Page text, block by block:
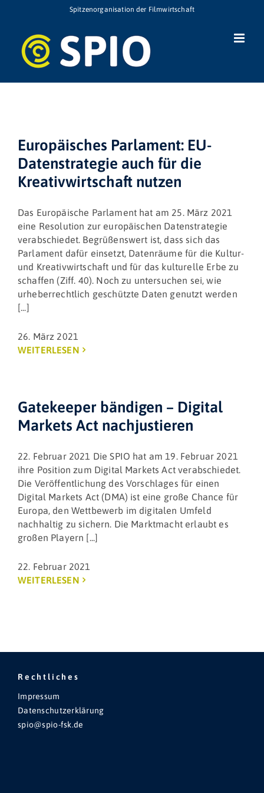
springen
Spitzenorganisation der Filmwirtschaft
Europäisches Parlament: EU-
Datenstrategie auch für die
Kreativwirtschaft nutzen
Das Europäische Parlament hat am 25. März 2021
eine Resolution zur europäischen Datenstrategie
verabschiedet. Begrüßenswert ist, dass sich das
Parlament dafür einsetzt, Datenräume für die Kultur-
und Kreativwirtschaft und für das kulturelle Erbe zu
schaffen (Ziff. 40). Noch zu untersuchen sei, wie
urheberrechtlich geschützte Daten genutzt werden
[...]
26. März 2021
WEITERLESEN
Gatekeeper bändigen – Digital
Markets Act nachjustieren
22. Februar 2021 Die SPIO hat am 19. Februar 2021
ihre Position zum Digital Markets Act verabschiedet.
Die Veröffentlichung des Vorschlages für einen
Digital Markets Act (DMA) ist eine große Chance für
Europa, den Wettbewerb im digitalen Umfeld
nachhaltig zu sichern. Die Marktmacht erlaubt es
großen Playern [...]
22. Februar 2021
WEITERLESEN
Rechtliches
Impressum
Datenschutzerklärung
spio@spio-fsk.de